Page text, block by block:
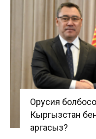
Орусия
Кыргызстан
аргасыз?